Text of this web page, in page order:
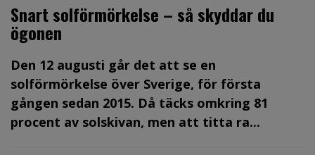
Snart solförmörkelse – så skyddar du
ögonen
Den 12 augusti går det att se en
solförmörkelse över Sverige, för första
gången sedan 2015. Då täcks omkring 81
procent av solskivan, men att titta ra...